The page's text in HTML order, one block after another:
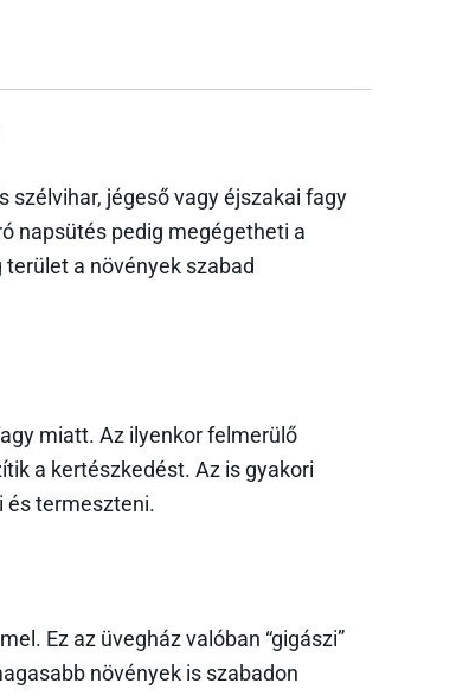
szélvihar, jégeső vagy éjszakai fagy
napsütés pedig megégetheti a
a növények szabad
miatt. Az ilyenkor felmerülő
a kertészkedést. Az is gyakori
és termeszteni.
Ez az üvegház valóban “gigászi”
növények is szabadon